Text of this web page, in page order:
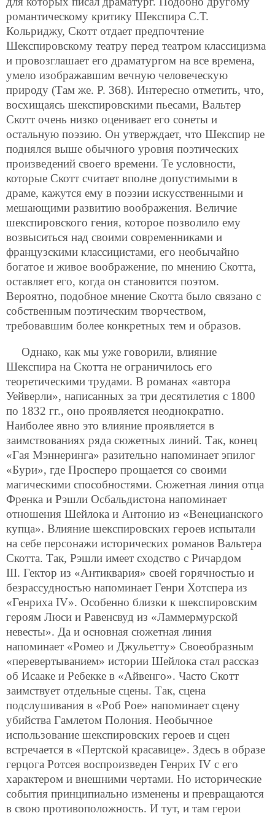
романтическому критику Шекспира С.Т.
Кольриджу, Скотт отдает предпочтение
Шекспировскому театру перед театром классицизма
и провозглашает его драматургом на все времена,
умело изображавшим вечную человеческую
природу (Там же. Р. 368). Интересно отметить, что,
восхищаясь шекспировскими пьесами, Вальтер
Скотт очень низко оценивает его сонеты и
остальную поэзию. Он утверждает, что Шекспир не
поднялся выше обычного уровня поэтических
произведений своего времени. Те условности,
которые Скотт считает вполне допустимыми в
драме, кажутся ему в поэзии искусственными и
мешающими развитию воображения. Величие
шекспировского гения, которое позволило ему
возвыситься над своими современниками и
французскими классицистами, его необычайно
богатое и живое воображение, по мнению Скотта,
оставляет его, когда он становится поэтом.
Вероятно, подобное мнение Скотта было связано с
собственным поэтическим творчеством,
требовавшим более конкретных тем и образов.
Однако, как мы уже говорили, влияние
Шекспира на Скотта не ограничилось его
теоретическими трудами. В романах «автора
Уейверли», написанных за три десятилетия с 1800
по 1832 гг., оно проявляется неоднократно.
Наиболее явно это влияние проявляется в
заимствованиях ряда сюжетных линий. Так, конец
«Гая Мэннеринга» разительно напоминает эпилог
«Бури», где Просперо прощается со своими
магическими способностями. Сюжетная линия отца
Френка и Рэшли Осбальдистона напоминает
отношения Шейлока и Антонио из «Венецианского
купца». Влияние шекспировских героев испытали
на себе персонажи исторических романов Вальтера
Скотта. Так, Рэшли имеет сходство с Ричардом
III. Гектор из «Антиквария» своей горячностью и
безрассудностью напоминает Генри Хотспера из
«Генриха IV». Особенно близки к шекспировским
героям Люси и Равенсвуд из «Ламмермурской
невесты». Да и основная сюжетная линия
напоминает «Ромео и Джульетту» Своеобразным
«перевертыванием» истории Шейлока стал рассказ
об Исааке и Ребекке в «Айвенго». Часто Скотт
заимствует отдельные сцены. Так, сцена
подслушивания в «Роб Рое» напоминает сцену
убийства Гамлетом Полония. Необычное
использование шекспировских героев и сцен
встречается в «Пертской красавице». Здесь в образе
герцога Ротсея воспроизведен Генрих IV с его
характером и внешними чертами. Но исторические
события принципиально изменены и превращаются
в свою противоположность. И тут, и там герои